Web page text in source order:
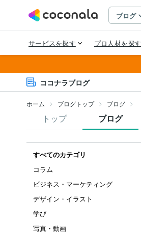
ココナラブログ
ホーム ブログトップ ブログ
トップ ブログ
すべてのカテゴリ
コラム
ビジネス・マーケティング
デザイン・イラスト
学び
写真・動画